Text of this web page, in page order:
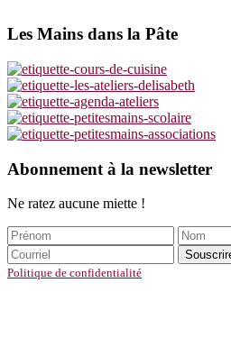
Les Mains dans la Pâte
Abonnement à la newsletter
Ne ratez aucune miette !
Politique de confidentialité